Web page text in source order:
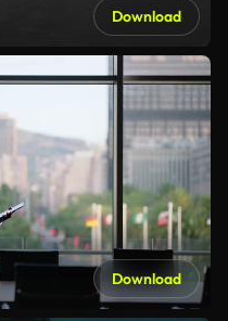
Download
Download